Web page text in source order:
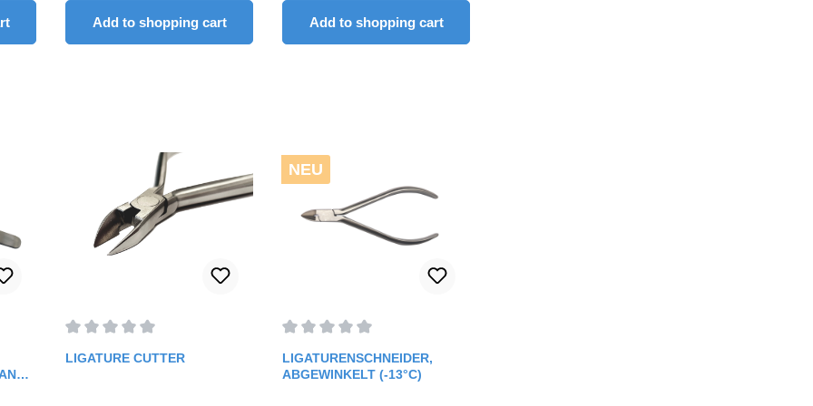
Add to shopping cart Add to shopping cart
LIGATURE CUTTER
NEU
LIGATURENSCHNEIDER,
ABGEWINKELT (-13°C)